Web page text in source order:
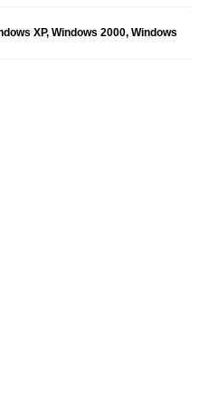
XP, Windows 2000, Windows